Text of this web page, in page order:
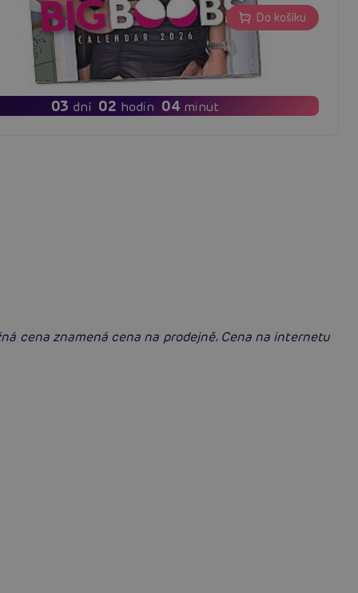
03 dní 02 hodin 04 minut
Do košíku
cena znamená cena na prodejně. Cena na internetu